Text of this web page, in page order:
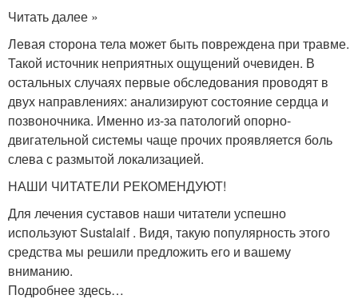
Читать далее »
Левая сторона тела может быть повреждена при травме.
Такой источник неприятных ощущений очевиден. В
остальных случаях первые обследования проводят в
двух направлениях: анализируют состояние сердца и
позвоночника. Именно из-за патологий опорно-
двигательной системы чаще прочих проявляется боль
слева с размытой локализацией.
НАШИ ЧИТАТЕЛИ РЕКОМЕНДУЮТ!
Для лечения суставов наши читатели успешно
используют Sustalaif . Видя, такую популярность этого
средства мы решили предложить его и вашему
вниманию.
Подробнее здесь…